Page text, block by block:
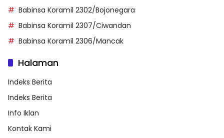
Babinsa Koramil 2302/Bojonegara
Babinsa Koramil 2307/Ciwandan
Babinsa Koramil 2306/Mancak
Halaman
Indeks Berita
Indeks Berita
Info Iklan
Kontak Kami